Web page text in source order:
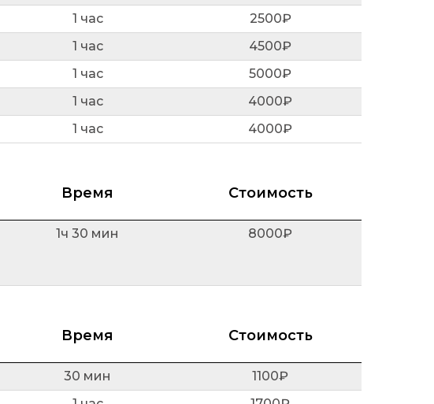
1 час
2500₽
1 час
4500₽
1 час
5000₽
1 час
4000₽
1 час 4000₽
Время Стоимость
1ч 30 мин 8000₽
Время Стоимость
30 мин
1100₽